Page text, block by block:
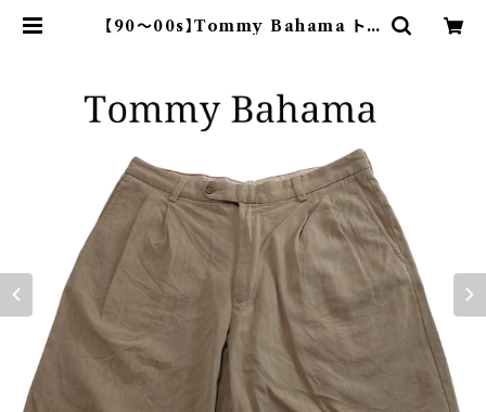
【90～00s】Tommy Bahama トミ